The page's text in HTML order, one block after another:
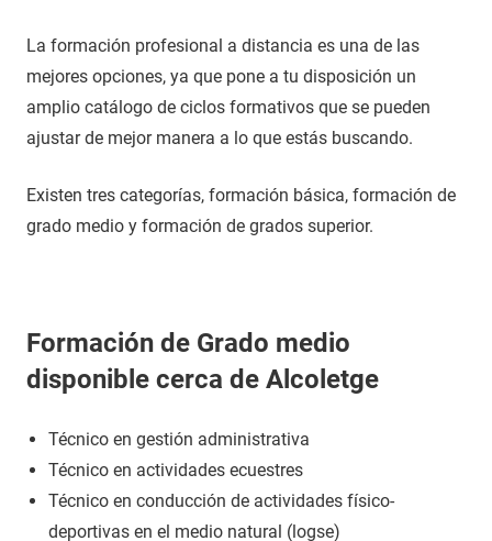
La formación profesional a distancia es una de las
mejores opciones, ya que pone a tu disposición un
amplio catálogo de ciclos formativos que se pueden
ajustar de mejor manera a lo que estás buscando.
Existen tres categorías, formación básica, formación de
grado medio y formación de grados superior.
Formación de Grado medio
disponible cerca de Alcoletge
Técnico en gestión administrativa
Técnico en actividades ecuestres
Técnico en conducción de actividades físico-
deportivas en el medio natural (logse)